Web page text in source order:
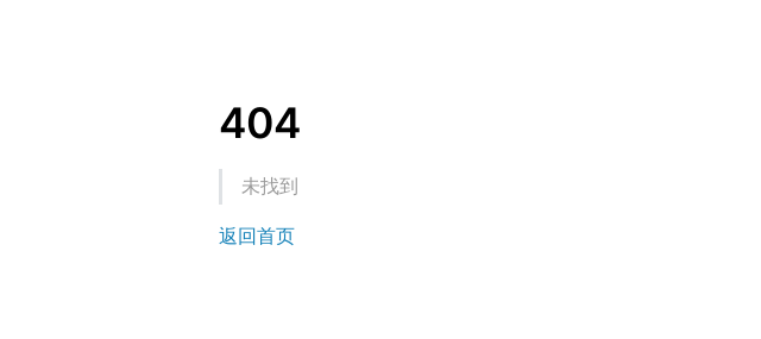
404
未找到
返回首页